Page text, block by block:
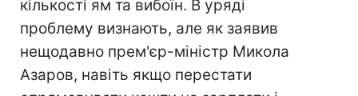
кількості ям та вибоїн. В уряді
проблему визнають, але як заявив
нещодавно прем'єр-міністр Микола
Азаров, навіть якщо перестати